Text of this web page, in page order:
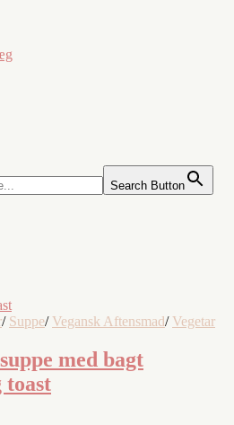
Search Button
/ Suppe/ Vegansk Aftensmad/ Vegetar
med bagt
toast